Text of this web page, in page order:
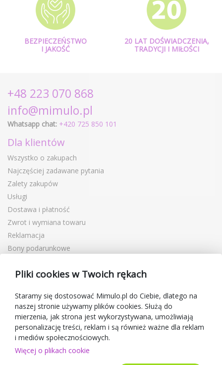
BEZPIECZEŃSTWO
I JAKOŚĆ
20 LAT DOŚWIADCZENIA,
TRADYCJI I MIŁOŚCI
+48 223 070 868
info@mimulo.pl
Whatsapp chat: +420 725 850 101
Dla klientów
Wszystko o zakupach
Najczęściej zadawane pytania
Zalety zakupów
Usługi
Dostawa i płatność
Zwrot i wymiana towaru
Reklamacja
Bony podarunkowe
Blog
O sprzedawcy
Mimulo.pl
Regulamin sklepu
Ochrona danych osobowych GDPR
Kontakty
Pliki cookies w Twoich rękach
Staramy się dostosować Mimulo.pl do Ciebie, dlatego na
naszej stronie używamy plików cookies. Służą do
mierzenia, jak strona jest wykorzystywana, umożliwiają
personalizację treści, reklam i są również ważne dla reklam
i mediów społecznościowych.
Więcej o plikach cookie